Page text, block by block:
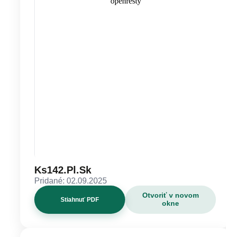
Ks142.Pl.Sk
Pridané: 02.09.2025
Stiahnuť PDF
Otvoriť v novom
okne